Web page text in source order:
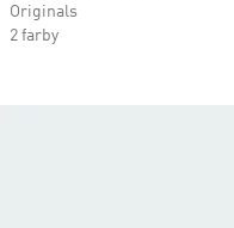
Originals
2 farby